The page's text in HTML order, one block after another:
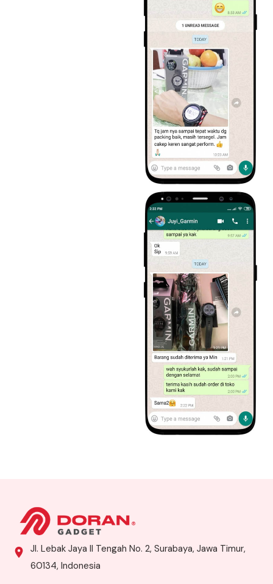
Jl. Lebak Jaya II Tengah No. 2, Surabaya, Jawa Timur,
60134, Indonesia